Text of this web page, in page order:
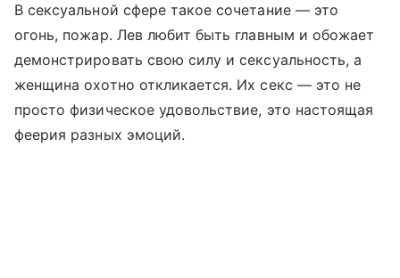
В сексуальной сфере такое сочетание — это
огонь, пожар. Лев любит быть главным и обожает
демонстрировать свою силу и сексуальность, а
женщина охотно откликается. Их секс — это не
просто физическое удовольствие, это настоящая
феерия разных эмоций.